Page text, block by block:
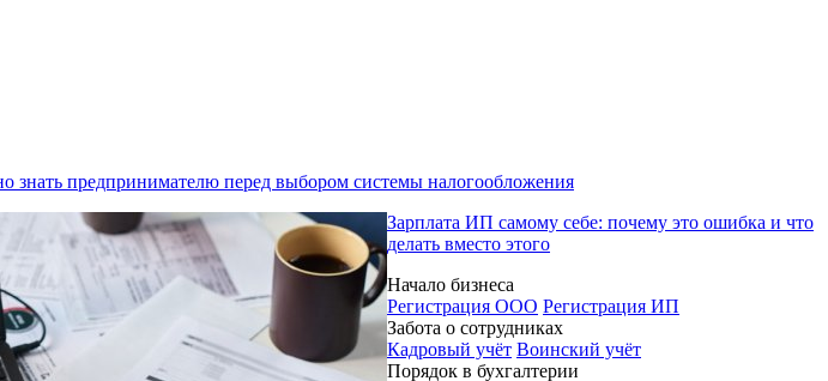
предпринимателю перед выбором системы налогообложения
Зарплата ИП самому себе: почему это ошибка и что
делать вместо этого
Начало бизнеса
Регистрация ООО Регистрация ИП
Забота о сотрудниках
Кадровый учёт Воинский учёт
Порядок в бухгалтерии